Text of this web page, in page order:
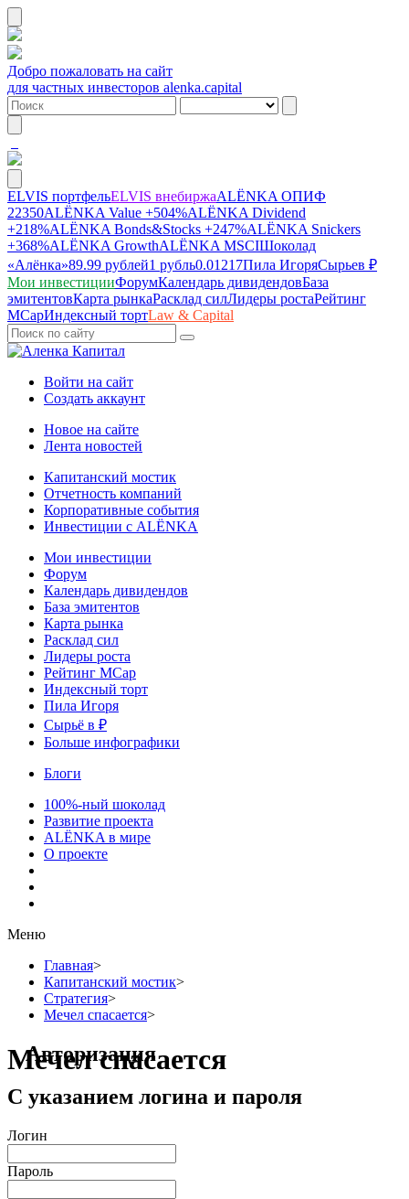
Добро пожаловать на сайт
для частных инвесторов alenka.capital
ELVIS портфельELVIS внебиржаALЁNKA ОПИФ
22350ALЁNKA Value +504%ALЁNKA Dividend
+218%ALЁNKA Bonds&Stocks +247%ALЁNKA Snickers
+368%ALЁNKA GrowthALЁNKA MSCIШоколад
«Алёнка»89.99 рублей1 рубль0.01217Пила ИгоряСырьев ₽
Мои инвестицииФорумКалендарь дивидендовБаза
эмитентовКарта рынкаРасклад силЛидеры ростаРейтинг
MCapИндексный тортLaw & Capital
Войти на сайт
Создать аккаунт
Новое на сайте
Лента новостей
Капитанский мостик
Отчетность компаний
Корпоративные события
Инвестиции с ALЁNKA
Мои инвестиции
Форум
Календарь дивидендов
База эмитентов
Карта рынка
Расклад сил
Лидеры роста
Рейтинг MCap
Индексный торт
Пила Игоря
Сырьё в ₽
Больше инфографики
Блоги
100%-ный шоколад
Развитие проекта
ALЁNKA в мире
О проекте
Меню
Главная>
Капитанский мостик>
Стратегия>
Мечел спасается>
Мечел спасается
Авторизация
С указанием логина и пароля
Логин
Пароль